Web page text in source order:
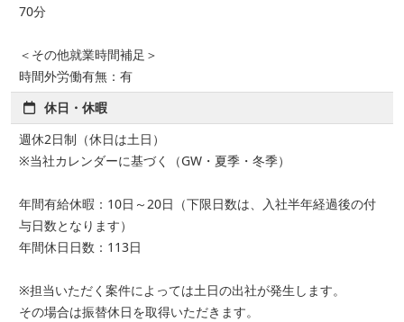
70分
＜その他就業時間補足＞
時間外労働有無：有
休日・休暇
週休2日制（休日は土日）
※当社カレンダーに基づく（GW・夏季・冬季）
年間有給休暇：10日～20日（下限日数は、入社半年経過後の付
与日数となります）
年間休日日数：113日
※担当いただく案件によっては土日の出社が発生します。
その場合は振替休日を取得いただきます。